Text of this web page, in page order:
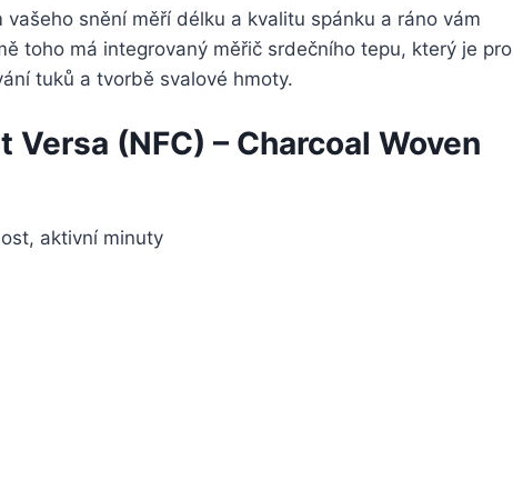
snění měří délku a kvalitu spánku a ráno vám
toho má integrovaný měřič srdečního tepu, který je pro
tuků a tvorbě svalové hmoty.
(NFC) – Charcoal Woven
aktivní minuty